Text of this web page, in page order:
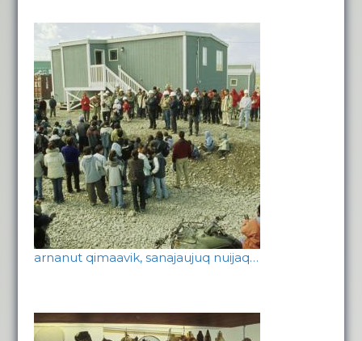
arnanut qimaavik, sanajaujuq nuijaq…